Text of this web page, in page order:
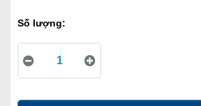
Số lượng: